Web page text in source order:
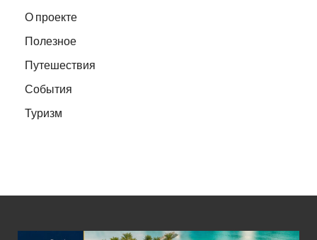
О проекте
Полезное
Путешествия
События
Туризм